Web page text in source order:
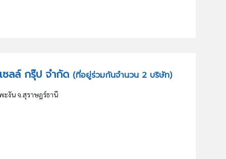
ลล์ กรุ๊ป จำกัด (ที่อยู่ร่วมกันจำนวน 2 บริษัท)
ะงัน จ.สุราษฎร์ธานี